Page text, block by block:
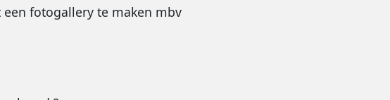
een fotogallery te maken mbv